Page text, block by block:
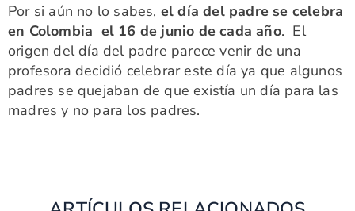
Por si aún no lo sabes, el día del padre se celebra
en Colombia el 16 de junio de cada año. El
origen del día del padre parece venir de una
profesora decidió celebrar este día ya que algunos
padres se quejaban de que existía un día para las
madres y no para los padres.